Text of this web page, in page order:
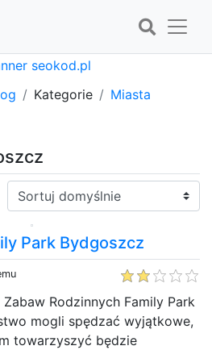
Kategorie
Miasta
Sortuj:
Park Bydgoszcz
Rodzinnych Family Park
mogli spędzać wyjątkowe,
towarzyszyć będzie